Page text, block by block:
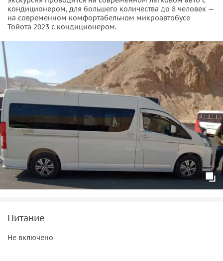
кондиционером, для большего количества до 8 человек —
на современном комфортабельном микроавтобусе
Тойота 2023 с кондиционером.
Питание
Не включено